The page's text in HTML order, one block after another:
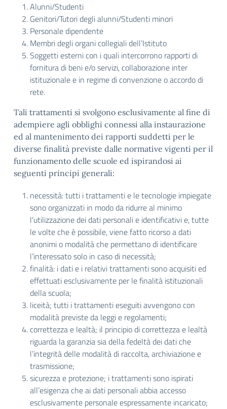
Alunni/Studenti
Genitori/Tutori degli alunni/Studenti minori
Personale dipendente
Membri degli organi collegiali dell’Istituto
Soggetti esterni con i quali intercorrono rapporti di
fornitura di beni e/o servizi, collaborazione inter
istituzionale e in regime di convenzione o accordo di
rete.
Tali trattamenti si svolgono esclusivamente al fine di
adempiere agli obblighi connessi alla instaurazione
ed al mantenimento dei rapporti suddetti per le
diverse finalità previste dalle normative vigenti per il
funzionamento delle scuole ed ispirandosi ai
seguenti principi generali:
necessità: tutti i trattamenti e le tecnologie impiegate
sono organizzati in modo da ridurre al minimo
l’utilizzazione dei dati personali e identificativi e, tutte
le volte che è possibile, viene fatto ricorso a dati
anonimi o modalità che permettano di identificare
l’interessato solo in caso di necessità;
finalità: i dati e i relativi trattamenti sono acquisiti ed
effettuati esclusivamente per le finalità istituzionali
della scuola;
liceità; tutti i trattamenti eseguiti avvengono con
modalità previste da leggi e regolamenti;
correttezza e lealtà; il principio di correttezza e lealtà
riguarda la garanzia sia della fedeltà dei dati che
l’integrità delle modalità di raccolta, archiviazione e
trasmissione;
sicurezza e protezione; i trattamenti sono ispirati
all’esigenza che ai dati personali abbia accesso
esclusivamente personale espressamente incaricato;